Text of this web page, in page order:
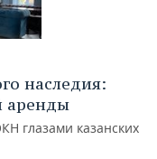
наследия:
аренды
глазами казанских